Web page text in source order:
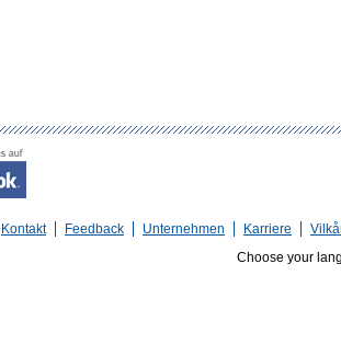
Kontakt Feedback Unternehmen Karriere
Choose your